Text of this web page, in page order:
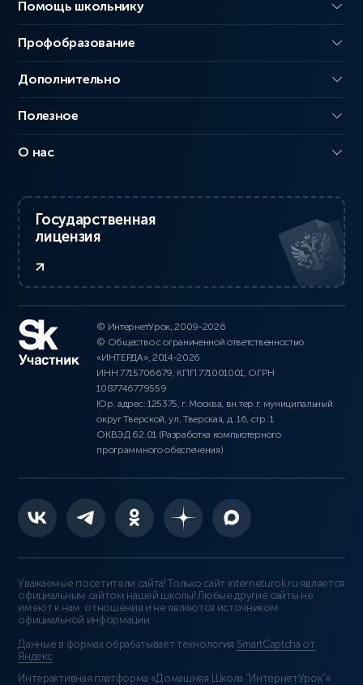
Помощь школьнику
Профобразование
Дополнительно
Полезное
О нас
Государственная
лицензия
© ИнтернетУрок, 2009-2026
© Общество с ограниченной ответственностью
«ИНТЕРДА», 2014-2026
ИНН 7715706679, КПП 771001001, ОГРН
1087746779559
Юр. адрес: 125375, г. Москва, вн.тер.г. муниципальный
округ Тверской, ул. Тверская, д. 16, стр. 1
ОКВЭД 62.01 (Разработка компьютерного
программного обеспечения)
Уважаемые посетители сайта! Только сайт interneturok.ru является
официальным сайтом нашей школы! Любые другие сайты не
имеют к нам отношения и не являются источником
официальной информации.
Данные в формах обрабатывает технология SmartCaptcha от
Яндекс
Интерактивная платформа «Домашняя Школа “ИнтернетУрок”»